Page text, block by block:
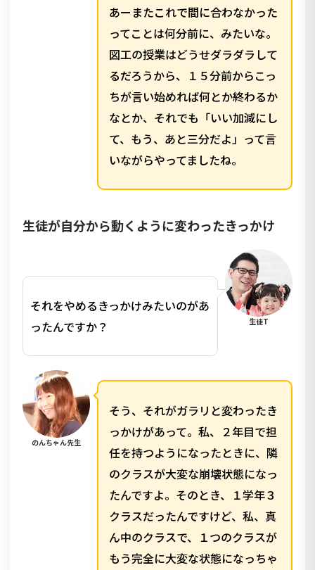
あーまたこれで間に合わなかった
ってことは何分前に、みたいな。
図工の授業はどうせダラダラして
るだろうから、１５分前からこっ
ちが言い始めれば何とか終わるか
なとか、それでも「いい加減にし
て、もう、あと三分だよ」って言
いながらやってましたね。
生徒が自分から動くように変わったきっかけ
それをやめるきっかけみたいのがあ
ったんですか？
生徒T
のんちゃん先生
そう、それがガラリと変わったき
っかけがあって。私、２年目で担
任を持つようになったときに、隣
のクラスが大変な崩壊状態になっ
たんですよ。そのとき、１学年３
クラスだったんですけど、私、真
ん中のクラスで、１つのクラスが
もう完全に大変な状態になっちゃ